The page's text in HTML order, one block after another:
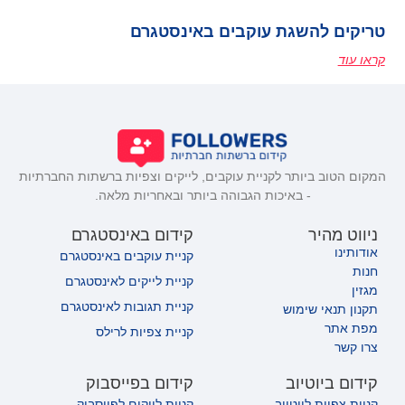
טריקים להשגת עוקבים באינסטגרם
קראו עוד
המקום הטוב ביותר לקניית עוקבים, לייקים וצפיות ברשתות החברתיות
- באיכות הגבוהה ביותר ובאחריות מלאה.
ניווט מהיר
אודותינו
חנות
מגזין
תקנון תנאי שימוש
מפת אתר
צרו קשר
קידום באינסטגרם
קניית עוקבים באינסטגרם
קניית לייקים לאינסטגרם
קניית תגובות לאינסטגרם
קניית צפיות לרילס
קידום ביוטיוב קידום בפייסבוק